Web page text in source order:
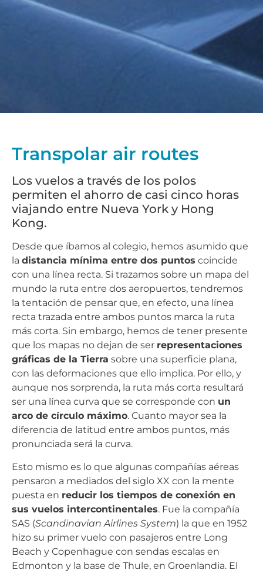
Transpolar air routes
Los vuelos a través de los polos
permiten el ahorro de casi cinco horas
viajando entre Nueva York y Hong
Kong.
Desde que íbamos al colegio, hemos asumido que
la distancia mínima entre dos puntos coincide
con una línea recta. Si trazamos sobre un mapa del
mundo la ruta entre dos aeropuertos, tendremos
la tentación de pensar que, en efecto, una línea
recta trazada entre ambos puntos marca la ruta
más corta. Sin embargo, hemos de tener presente
que los mapas no dejan de ser representaciones
gráficas de la Tierra sobre una superficie plana,
con las deformaciones que ello implica. Por ello, y
aunque nos sorprenda, la ruta más corta resultará
ser una línea curva que se corresponde con un
arco de círculo máximo. Cuanto mayor sea la
diferencia de latitud entre ambos puntos, más
pronunciada será la curva.
Esto mismo es lo que algunas compañías aéreas
pensaron a mediados del siglo XX con la mente
puesta en reducir los tiempos de conexión en
sus vuelos intercontinentales. Fue la compañía
SAS (Scandinavian Airlines System) la que en 1952
hizo su primer vuelo con pasajeros entre Long
Beach y Copenhague con sendas escalas en
Edmonton y la base de Thule, en Groenlandia. El